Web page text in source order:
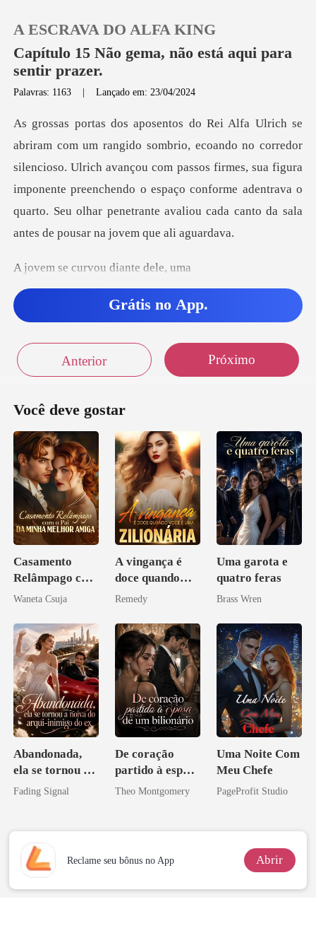
Loja
Histórico
Sair
Baixar App
A ESCRAVA DO ALFA KING
Capítulo 15 Não gema, não está aqui para
sentir prazer.
Palavras: 1163 |Lançado em: 23/04/2024
r
silencioso. Ulrich avançou com passos firmes, sua figura
imponente preenchendo o espaço conforme adent
curvou dian
Grátis no App.
Anterior Próximo
Você deve gostar
Casamento
Relâmpago com
o Pai da Minha
Waneta Csuja
A vingança é
doce quando
você é uma
Remedy
Uma garota e
quatro feras
Brass Wren
Abandonada,
ela se tornou a
noiva do arqui-
Fading Signal
De coração
partido à esposa
de um bilionário
Theo Montgomery
Uma Noite Com
Meu Chefe
PageProfit Studio
Reclame seu bônus no App Abrir